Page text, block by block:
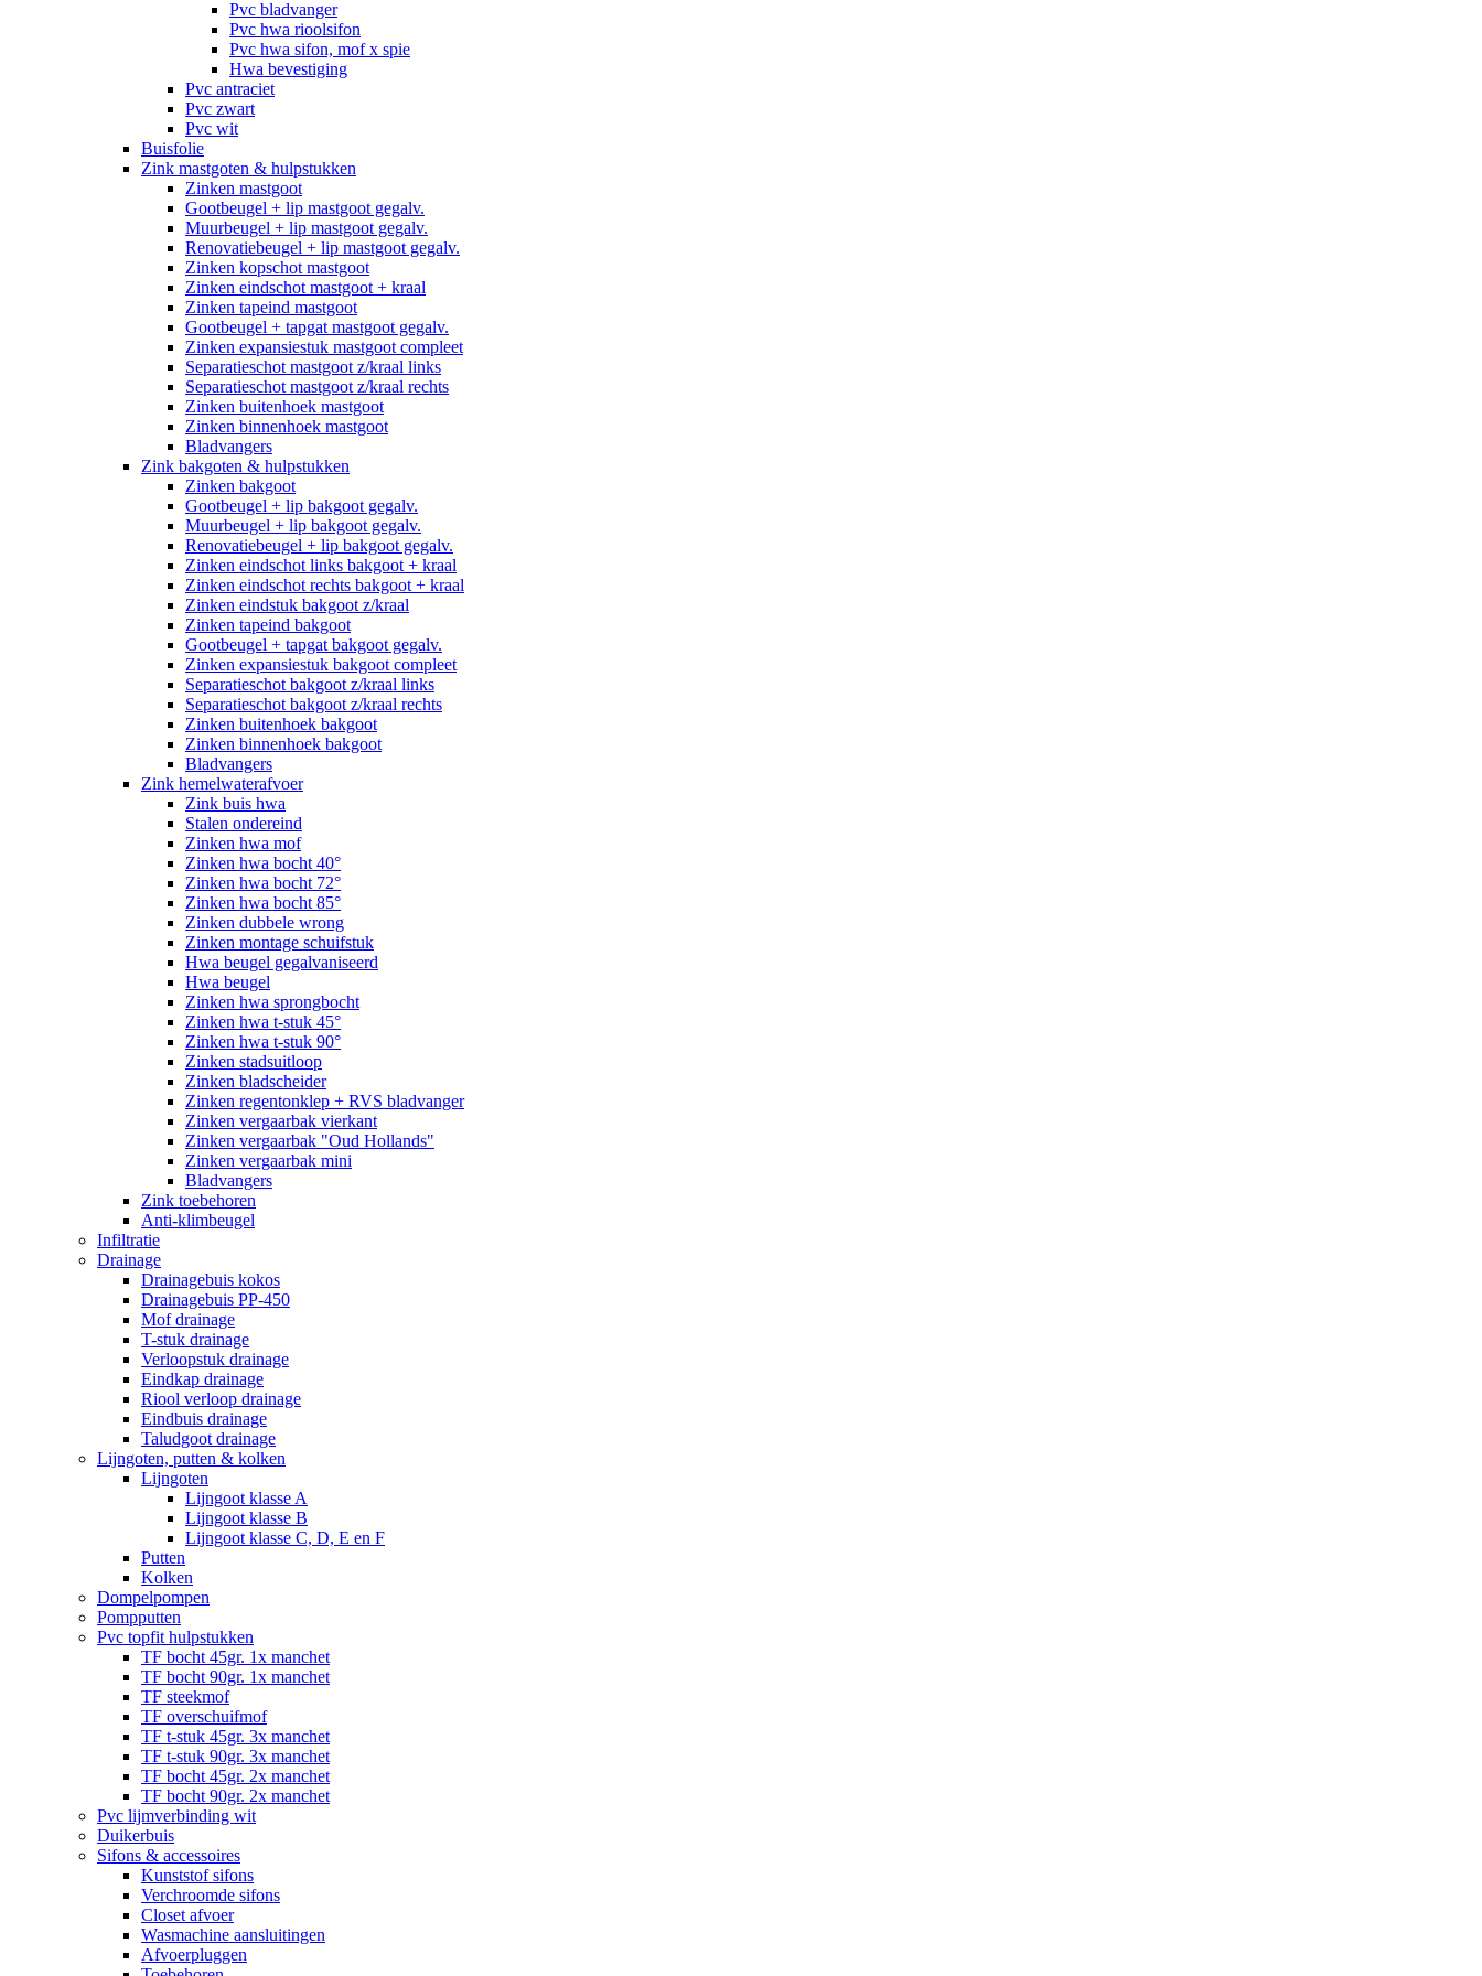
Pvc bladvanger
Pvc hwa rioolsifon
Pvc hwa sifon, mof x spie
Hwa bevestiging
Pvc antraciet
Pvc zwart
Pvc wit
Buisfolie
Zink mastgoten & hulpstukken
Zinken mastgoot
Gootbeugel + lip mastgoot gegalv.
Muurbeugel + lip mastgoot gegalv.
Renovatiebeugel + lip mastgoot gegalv.
Zinken kopschot mastgoot
Zinken eindschot mastgoot + kraal
Zinken tapeind mastgoot
Gootbeugel + tapgat mastgoot gegalv.
Zinken expansiestuk mastgoot compleet
Separatieschot mastgoot z/kraal links
Separatieschot mastgoot z/kraal rechts
Zinken buitenhoek mastgoot
Zinken binnenhoek mastgoot
Bladvangers
Zink bakgoten & hulpstukken
Zinken bakgoot
Gootbeugel + lip bakgoot gegalv.
Muurbeugel + lip bakgoot gegalv.
Renovatiebeugel + lip bakgoot gegalv.
Zinken eindschot links bakgoot + kraal
Zinken eindschot rechts bakgoot + kraal
Zinken eindstuk bakgoot z/kraal
Zinken tapeind bakgoot
Gootbeugel + tapgat bakgoot gegalv.
Zinken expansiestuk bakgoot compleet
Separatieschot bakgoot z/kraal links
Separatieschot bakgoot z/kraal rechts
Zinken buitenhoek bakgoot
Zinken binnenhoek bakgoot
Bladvangers
Zink hemelwaterafvoer
Zink buis hwa
Stalen ondereind
Zinken hwa mof
Zinken hwa bocht 40°
Zinken hwa bocht 72°
Zinken hwa bocht 85°
Zinken dubbele wrong
Zinken montage schuifstuk
Hwa beugel gegalvaniseerd
Hwa beugel
Zinken hwa sprongbocht
Zinken hwa t-stuk 45°
Zinken hwa t-stuk 90°
Zinken stadsuitloop
Zinken bladscheider
Zinken regentonklep + RVS bladvanger
Zinken vergaarbak vierkant
Zinken vergaarbak "Oud Hollands"
Zinken vergaarbak mini
Bladvangers
Zink toebehoren
Anti-klimbeugel
Infiltratie
Drainage
Drainagebuis kokos
Drainagebuis PP-450
Mof drainage
T-stuk drainage
Verloopstuk drainage
Eindkap drainage
Riool verloop drainage
Eindbuis drainage
Taludgoot drainage
Lijngoten, putten & kolken
Lijngoten
Lijngoot klasse A
Lijngoot klasse B
Lijngoot klasse C, D, E en F
Putten
Kolken
Dompelpompen
Pompputten
Pvc topfit hulpstukken
TF bocht 45gr. 1x manchet
TF bocht 90gr. 1x manchet
TF steekmof
TF overschuifmof
TF t-stuk 45gr. 3x manchet
TF t-stuk 90gr. 3x manchet
TF bocht 45gr. 2x manchet
TF bocht 90gr. 2x manchet
Pvc lijmverbinding wit
Duikerbuis
Sifons & accessoires
Kunststof sifons
Verchroomde sifons
Closet afvoer
Wasmachine aansluitingen
Afvoerpluggen